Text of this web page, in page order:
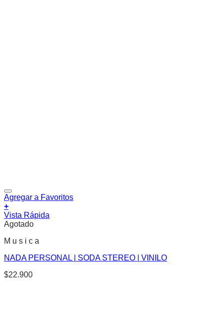
Agregar a Favoritos
+
Vista Rápida
Agotado
M u s i c a
NADA PERSONAL | SODA STEREO | VINILO
$22.900